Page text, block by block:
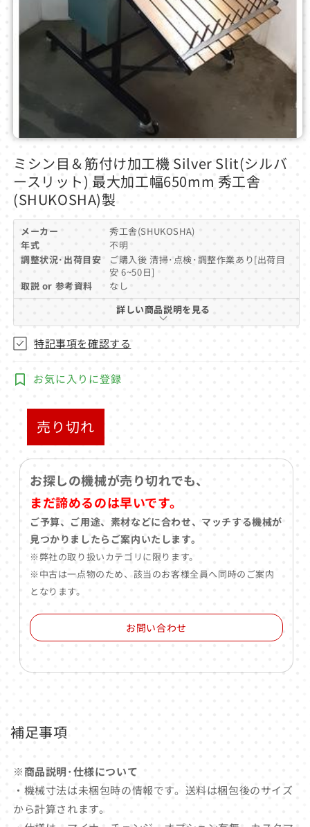
モ
ダ
ル
で
メ
デ
ア
(1)
く
ミシン目＆筋付け加工機 Silver Slit(シルバ
ースリット) 最大加工幅650mm 秀工舎
(SHUKOSHA)製
メーカー
秀工舎(SHUKOSHA)
年式
不明
調整状況･出荷目安
ご購入後 清掃･点検･調整作業あり[出荷目
安 6~50日]
取説 or 参考資料
なし
詳しい商品説明を見る
特記事項を確認する
お気に入りに登録
売り切れ
お探しの機械が売り切れでも、
まだ諦めるのは早いです。
ご予算、ご用途、素材などに合わせ、マッチする機械が
見つかりましたらご案内いたします。
※弊社の取り扱いカテゴリに限ります。
※中古は一点物のため、該当のお客様全員へ同時のご案内
となります。
お問い合わせ
補足事項
※商品説明･仕様について
・機械寸法は未梱包時の情報です。送料は梱包後のサイズ
から計算されます。